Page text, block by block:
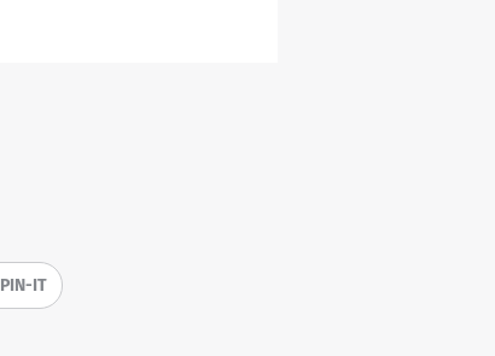
PIN-IT